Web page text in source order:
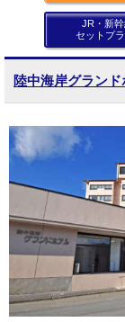
JR・新
セットプ
陸中海岸グラン